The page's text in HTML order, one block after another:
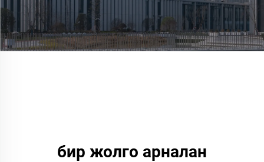
бир жолго арналан